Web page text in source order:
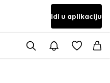
Idi u aplikaciju